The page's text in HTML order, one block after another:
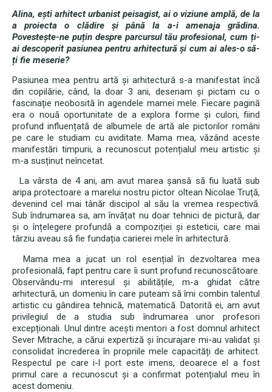
Alina, ești arhitect urbanist peisagist, ai o viziune amplă, de la
a proiecta o clădire și până la a-i amenaja grădina.
Povestește-ne puțin despre parcursul tău profesional, cum ți-
ai descoperit pasiunea pentru arhitectură și cum ai ales-o să-
ți fie meserie?
Pasiunea mea pentru artă și arhitectură s-a manifestat încă
din copilărie, când, la doar 3 ani, desenam și pictam cu o
fascinație neobosită în agendele mamei mele. Fiecare pagină
era o nouă oportunitate de a explora forme și culori, fiind
profund influențată de albumele de artă ale pictorilor români
pe care le studiam cu aviditate. Mama mea, văzând aceste
manifestări timpurii, a recunoscut potențialul meu artistic și
m-a susținut neîncetat.
La vârsta de 4 ani, am avut marea șansă să fiu luată sub
aripa protectoare a marelui nostru pictor oltean Nicolae Truță,
devenind cel mai tânăr discipol al său la vremea respectivă.
Sub îndrumarea sa, am învățat nu doar tehnici de pictură, dar
și o înțelegere profundă a compoziției și esteticii, care mai
târziu aveau să fie fundația carierei mele în arhitectură.
Mama mea a jucat un rol esențial în dezvoltarea mea
profesională, fapt pentru care îi sunt profund recunoscătoare.
Observându-mi interesul și abilitățile, m-a ghidat către
arhitectură, un domeniu în care puteam să îmi combin talentul
artistic cu gândirea tehnică, matematică. Datorită ei, am avut
privilegiul de a studia sub îndrumarea unor profesori
excepționali. Unul dintre acești mentori a fost domnul arhitect
Sever Mitrache, a cărui expertiză și încurajare mi-au validat și
consolidat încrederea în propriile mele capacități de arhitect.
Respectul pe care i-l port este imens, deoarece el a fost
primul care a recunoscut și a confirmat potențialul meu în
acest domeniu.